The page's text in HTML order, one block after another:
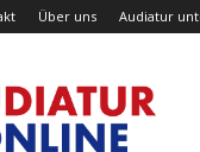
Über uns Audiatur